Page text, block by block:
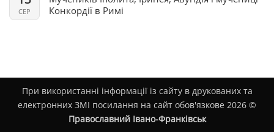
СЕР
Конкордії в Римі
При використанні інформації із сайту в друкованих та
електронних ЗМІ посилання на сайт обов'язкове 2026 ©
Православний Івано-Франківськ